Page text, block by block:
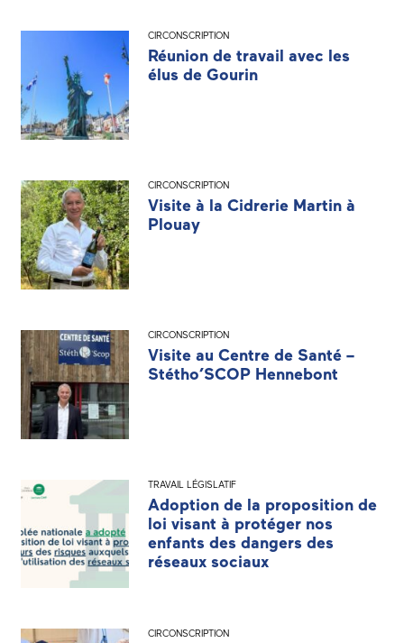
CIRCONSCRIPTION
Réunion de travail avec les
élus de Gourin
CIRCONSCRIPTION
Visite à la Cidrerie Martin à
Plouay
CIRCONSCRIPTION
Visite au Centre de Santé –
Stétho’SCOP Hennebont
TRAVAIL LÉGISLATIF
Adoption de la proposition de
loi visant à protéger nos
enfants des dangers des
réseaux sociaux
CIRCONSCRIPTION